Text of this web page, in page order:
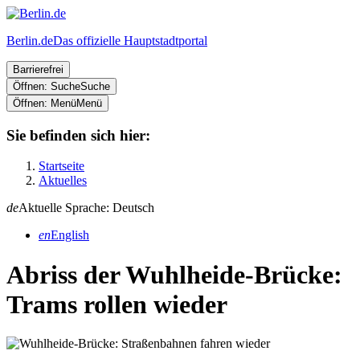
Berlin.deDas offizielle Hauptstadtportal
Barrierefrei
Öffnen: SucheSuche
Öffnen: MenüMenü
Sie befinden sich hier:
Startseite
Aktuelles
deAktuelle Sprache: Deutsch
enEnglish
Abriss der Wuhlheide-Brücke:
Trams rollen wieder